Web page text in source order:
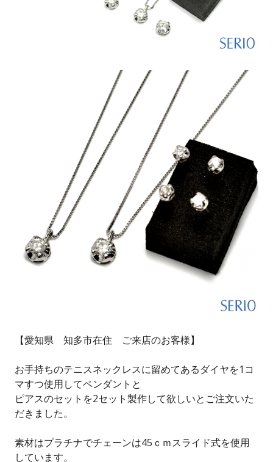
【愛知県 知多市在住 ご来店のお客様】
お手持ちのテニスネックレスに留めてあるダイヤを1コ
マすつ使用してペンダントと
ピアスのセットを2セット製作して欲しいとご注文いた
だきました。
素材はプラチナでチェーンは45ｃｍスライド式を使用
しています。